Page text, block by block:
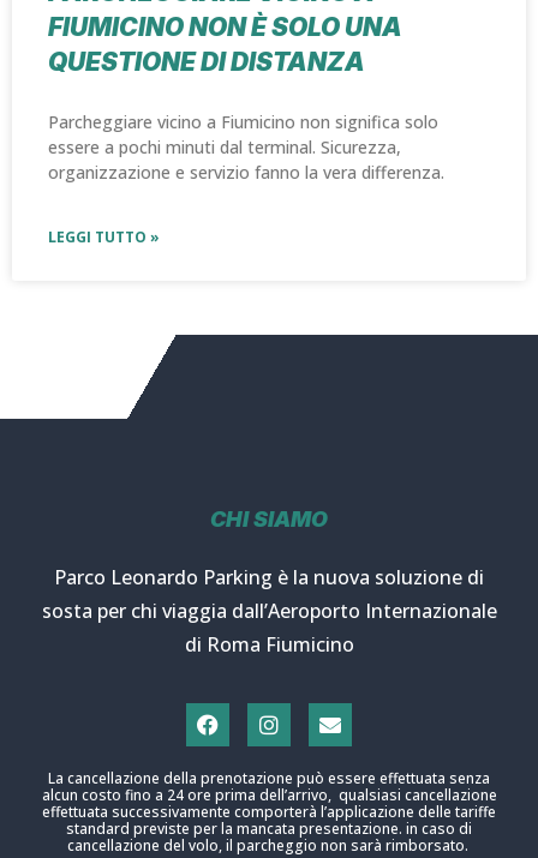
FIUMICINO NON È SOLO UNA
QUESTIONE DI DISTANZA
Parcheggiare vicino a Fiumicino non significa solo
essere a pochi minuti dal terminal. Sicurezza,
organizzazione e servizio fanno la vera differenza.
LEGGI TUTTO »
CHI SIAMO
Parco Leonardo Parking è la nuova soluzione di
sosta per chi viaggia dall’Aeroporto Internazionale
di Roma Fiumicino
La cancellazione della prenotazione può essere effettuata senza
alcun costo fino a 24 ore prima dell’arrivo, qualsiasi cancellazione
effettuata successivamente comporterà l’applicazione delle tariffe
standard previste per la mancata presentazione. in caso di
cancellazione del volo, il parcheggio non sarà rimborsato.